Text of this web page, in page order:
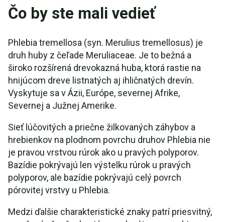
Čo by ste mali vedieť
Phlebia tremellosa (syn. Merulius tremellosus) je
druh huby z čeľade Meruliaceae. Je to bežná a
široko rozšírená drevokazná huba, ktorá rastie na
hnijúcom dreve listnatých aj ihličnatých drevín.
Vyskytuje sa v Ázii, Európe, severnej Afrike,
Severnej a Južnej Amerike.
Sieť lúčovitých a priečne žilkovaných záhybov a
hrebienkov na plodnom povrchu druhov Phlebia nie
je pravou vrstvou rúrok ako u pravých polyporov.
Bazídie pokrývajú len výstelku rúrok u pravých
polyporov, ale bazídie pokrývajú celý povrch
pórovitej vrstvy u Phlebia.
Medzi ďalšie charakteristické znaky patrí priesvitný,